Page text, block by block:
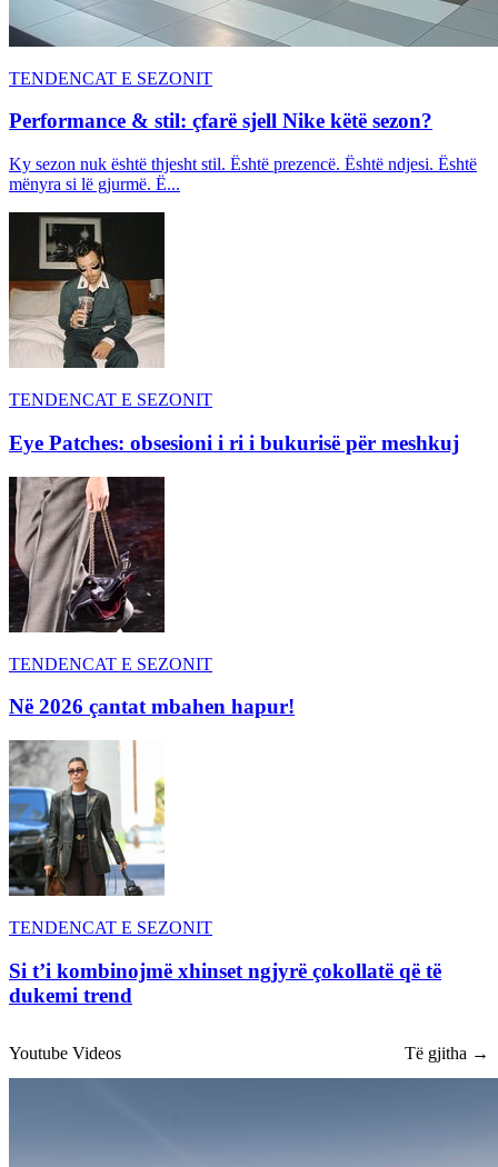
TENDENCAT E SEZONIT
Performance & stil: çfarë sjell Nike këtë sezon?
Ky sezon nuk është thjesht stil. Është prezencë. Është ndjesi. Është
mënyra si lë gjurmë. Ë...
TENDENCAT E SEZONIT
Eye Patches: obsesioni i ri i bukurisë për meshkuj
TENDENCAT E SEZONIT
Në 2026 çantat mbahen hapur!
TENDENCAT E SEZONIT
Si t’i kombinojmë xhinset ngjyrë çokollatë që të
dukemi trend
Youtube Videos Të gjitha →